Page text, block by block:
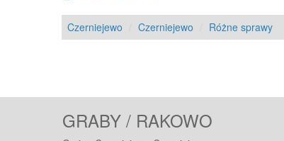
Czerniejewo Czerniejewo Różne sprawy
GRABY / RAKOWO